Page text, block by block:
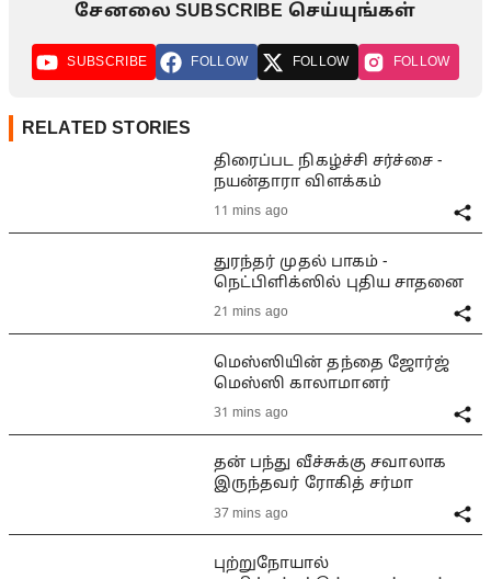
சேனலை SUBSCRIBE செய்யுங்கள்
SUBSCRIBE FOLLOW FOLLOW FOLLOW
RELATED STORIES
திரைப்பட நிகழ்ச்சி சர்ச்சை -
நயன்தாரா விளக்கம்
11 mins ago
துரந்தர் முதல் பாகம் -
நெட்பிளிக்ஸில் புதிய சாதனை
21 mins ago
மெஸ்ஸியின் தந்தை ஜோர்ஜ்
மெஸ்ஸி காலாமானர்
31 mins ago
தன் பந்து வீச்சுக்கு சவாலாக
இருந்தவர் ரோகித் சர்மா
37 mins ago
புற்றுநோயால்